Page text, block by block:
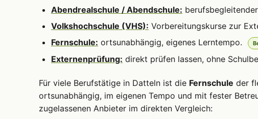
Abendrealschule / Abendschule:
Volkshochschule (VHS): Vorbereitungskurse zur
Fernschule: ortsunabhängig, eigenes Lerntempo.
Externenprüfung: direkt prüfen lassen, ohne
Für viele Berufstätige in Datteln ist die Fernschule der
ortsunabhängig, im eigenen Tempo und mit fester
zugelassenen Anbieter im direkten Vergleich: